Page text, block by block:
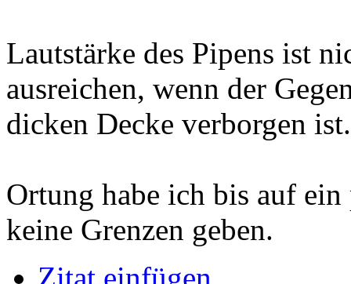
Lautstärke des Pipens ist
ausreichen, wenn der
dicken Decke verborgen ist.
Ortung habe ich bis auf
keine Grenzen geben.